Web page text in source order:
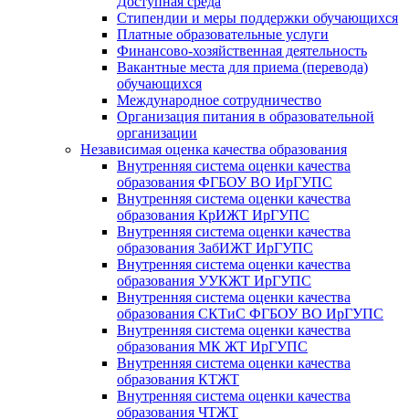
Стипендии и меры поддержки обучающихся
Платные образовательные услуги
Финансово-хозяйственная деятельность
Вакантные места для приема (перевода)
обучающихся
Международное сотрудничество
Организация питания в образовательной
организации
Независимая оценка качества образования
Внутренняя система оценки качества
образования ФГБОУ ВО ИрГУПС
Внутренняя система оценки качества
образования КрИЖТ ИрГУПС
Внутренняя система оценки качества
образования ЗабИЖТ ИрГУПС
Внутренняя система оценки качества
образования УУКЖТ ИрГУПС
Внутренняя система оценки качества
образования СКТиС ФГБОУ ВО ИрГУПС
Внутренняя система оценки качества
образования МК ЖТ ИрГУПС
Внутренняя система оценки качества
образования КТЖТ
Внутренняя система оценки качества
образования ЧТЖТ